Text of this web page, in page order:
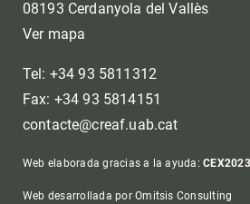
08193 Cerdanyola del Vallès
Ver mapa
Tel: +34 93 5811312
Fax: +34 93 5814151
contacte@creaf.uab.cat
Web elaborada gracias a la ayuda:
Web desarrollada por Omitsis Consulting